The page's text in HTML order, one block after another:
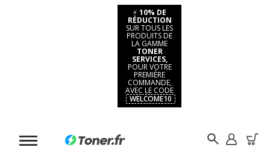
⚡ 10% DE
RÉDUCTION
SUR TOUS LES
PRODUITS DE
LA GAMME
TONER
SERVICES,
POUR VOTRE
PREMIÈRE
COMMANDE,
AVEC LE CODE
WELCOME10